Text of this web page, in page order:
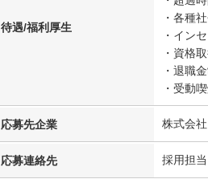
待遇/福利厚生
・各種
・イン
・資格
・退職
・受動
応募先企業 株式会
応募連絡先 採用担当